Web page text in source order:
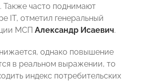
часто поднимают
IT, отметил генеральный
МСП Александр Исаевич.
однако повышение
в реальном выражении, то
индекс потребительских